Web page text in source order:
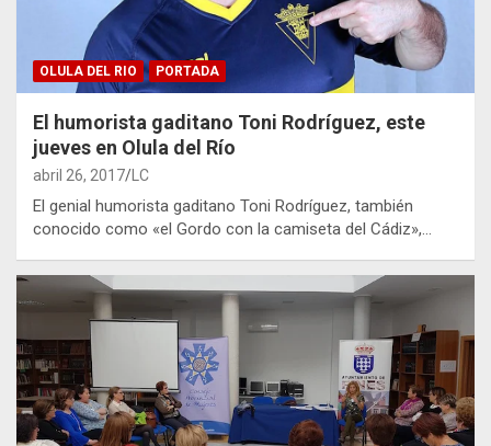
OLULA DEL RIO PORTADA
El humorista gaditano Toni Rodríguez, este
jueves en Olula del Río
abril 26, 2017 LC
El genial humorista gaditano Toni Rodríguez, también
conocido como «el Gordo con la camiseta del Cádiz»,…